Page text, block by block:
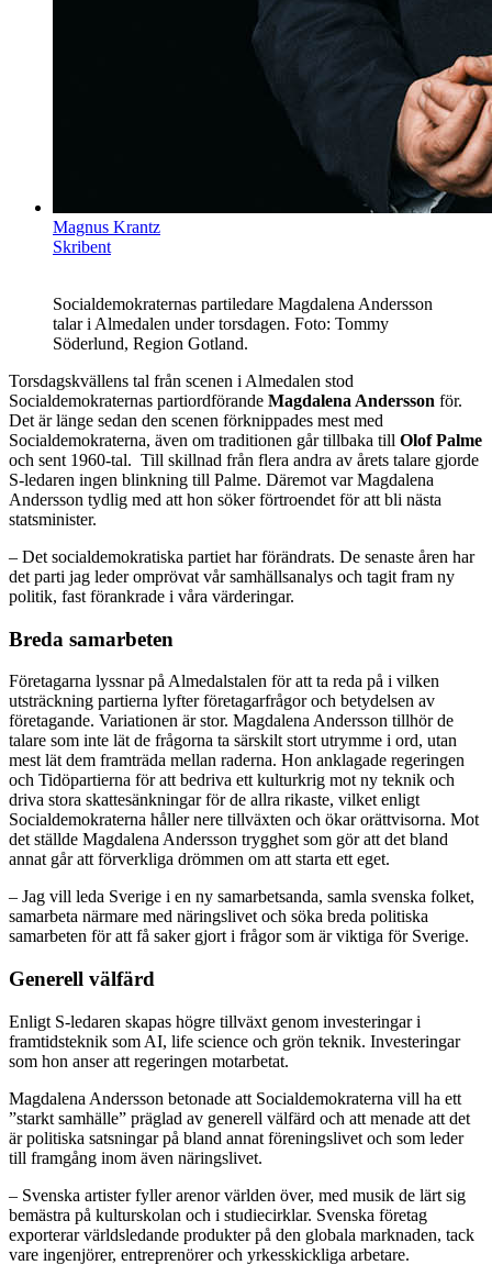
Magnus Krantz
Skribent
Socialdemokraternas partiledare Magdalena Andersson
talar i Almedalen under torsdagen. Foto: Tommy
Söderlund, Region Gotland.
Torsdagskvällens tal från scenen i Almedalen stod
Socialdemokraternas partiordförande Magdalena Andersson för.
Det är länge sedan den scenen förknippades mest med
Socialdemokraterna, även om traditionen går tillbaka till Olof Palme
och sent 1960-tal. Till skillnad från flera andra av årets talare gjorde
S-ledaren ingen blinkning till Palme. Däremot var Magdalena
Andersson tydlig med att hon söker förtroendet för att bli nästa
statsminister.
– Det socialdemokratiska partiet har förändrats. De senaste åren har
det parti jag leder omprövat vår samhällsanalys och tagit fram ny
politik, fast förankrade i våra värderingar.
Breda samarbeten
Företagarna lyssnar på Almedalstalen för att ta reda på i vilken
utsträckning partierna lyfter företagarfrågor och betydelsen av
företagande. Variationen är stor. Magdalena Andersson tillhör de
talare som inte lät de frågorna ta särskilt stort utrymme i ord, utan
mest lät dem framträda mellan raderna. Hon anklagade regeringen
och Tidöpartierna för att bedriva ett kulturkrig mot ny teknik och
driva stora skattesänkningar för de allra rikaste, vilket enligt
Socialdemokraterna håller nere tillväxten och ökar orättvisorna. Mot
det ställde Magdalena Andersson trygghet som gör att det bland
annat går att förverkliga drömmen om att starta ett eget.
– Jag vill leda Sverige i en ny samarbetsanda, samla svenska folket,
samarbeta närmare med näringslivet och söka breda politiska
samarbeten för att få saker gjort i frågor som är viktiga för Sverige.
Generell välfärd
Enligt S-ledaren skapas högre tillväxt genom investeringar i
framtidsteknik som AI, life science och grön teknik. Investeringar
som hon anser att regeringen motarbetat.
Magdalena Andersson betonade att Socialdemokraterna vill ha ett
”starkt samhälle” präglad av generell välfärd och att menade att det
är politiska satsningar på bland annat föreningslivet och som leder
till framgång inom även näringslivet.
– Svenska artister fyller arenor världen över, med musik de lärt sig
bemästra på kulturskolan och i studiecirklar. Svenska företag
exporterar världsledande produkter på den globala marknaden, tack
vare ingenjörer, entreprenörer och yrkesskickliga arbetare.